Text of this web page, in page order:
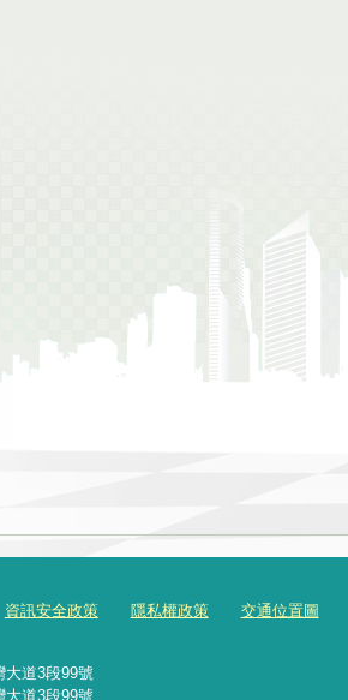
資訊安全政策 隱私權政策 交通位置圖
大道3段99號
大道3段99號